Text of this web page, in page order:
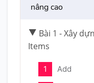
nâng cao
Bài 1 - Xây
Items
1 Add